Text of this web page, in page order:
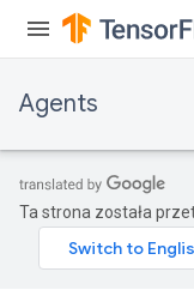
Agents
Ta strona została